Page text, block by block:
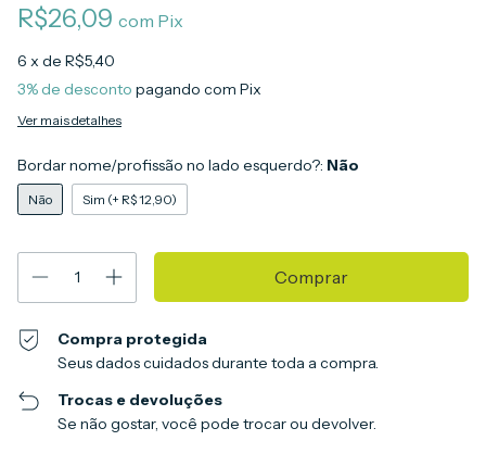
R$26,09 com Pix
6 x de R$5,40
3% de desconto pagando com Pix
Ver mais detalhes
Bordar nome/profissão no lado esquerdo?: Não
Não Sim (+ R$ 12,90)
Compra protegida
Seus dados cuidados durante toda a compra.
Trocas e devoluções
Se não gostar, você pode trocar ou devolver.